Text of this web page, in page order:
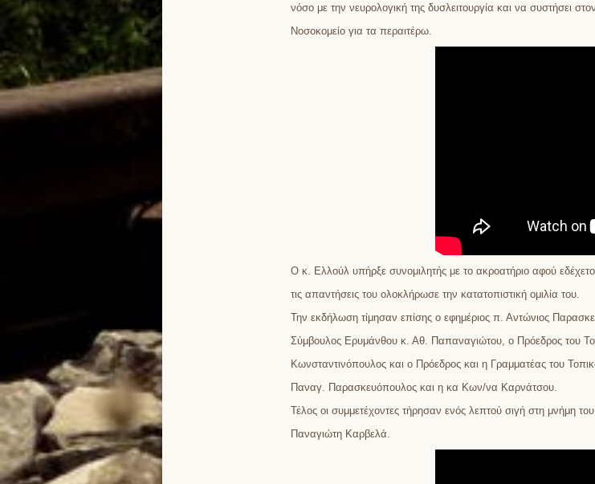
νόσο με την νευρολογική της δυσλειτουργία και να συστήσει
Νοσοκομείο για τα περαιτέρω.
Ο κ. Ελλούλ υπήρξε συνομιλητής με το ακροατήριο αφού
τις απαντήσεις του ολοκλήρωσε την κατατοπιστική ομιλία του.
Την εκδήλωση τίμησαν επίσης ο εφημέριος π. Αντώνιος
Σύμβουλος Ερυμάνθου κ. Αθ. Παπαναγιώτου, ο Πρόεδρος του
Κωνσταντινόπουλος και ο Πρόεδρος και η Γραμματέας του
Παναγ. Παρασκευόπουλος και η κα Κων/να Καρνάτσου.
Τέλος οι συμμετέχοντες τήρησαν ενός λεπτού σιγή στη μνήμη
Παναγιώτη Καρβελά.